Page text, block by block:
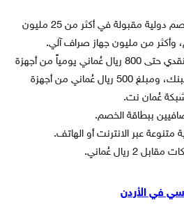
الحصول على بطاقة خصم دولية مقبولة في أكثر من 25 مليون
وأكثر من مليون جهاز صراف آلي.
إمكانية إجراء السحب النقدي حتى 800 ريال عُماني يومياً من أجهزة
الصراف الآلي التابعة للبنك، ومبلغ 500 ريال عُماني من أجهزة
عُمان نت.
ببطاقة الخصم.
عبر الانترنت أو الهاتف.
ريال عُماني.
في الأردن